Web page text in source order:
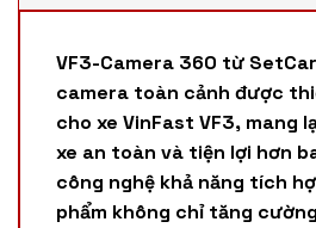
VF3-Camera 360 từ
camera toàn cảnh được
cho xe VinFast VF3, mang
xe an toàn và tiện lợi hơn
công nghệ khả năng tích
phẩm không chỉ tăng